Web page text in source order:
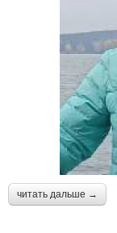
читать дальше →